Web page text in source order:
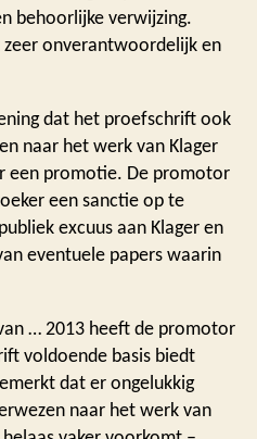
behoorlijke verwijzing.
onverantwoordelijk en
dat het proefschrift ook
naar het werk van Klager
een promotie. De promotor
een sanctie op te
excuus aan Klager en
eventuele papers waarin
… 2013 heeft de promotor
voldoende basis biedt
dat er ongelukkig
naar het werk van